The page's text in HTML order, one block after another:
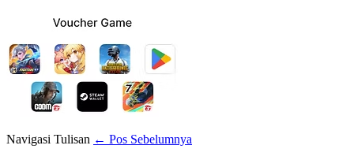
Navigasi Tulisan ← Pos Sebelumnya